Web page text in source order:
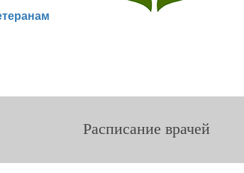
Расписание врачей